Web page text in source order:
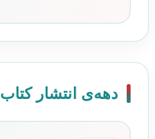
دهه‌ی انتشار کتاب